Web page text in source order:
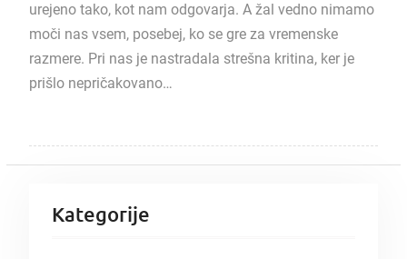
urejeno tako, kot nam odgovarja. A žal vedno nimamo
moči nas vsem, posebej, ko se gre za vremenske
razmere. Pri nas je nastradala strešna kritina, ker je
prišlo nepričakovano…
Kategorije